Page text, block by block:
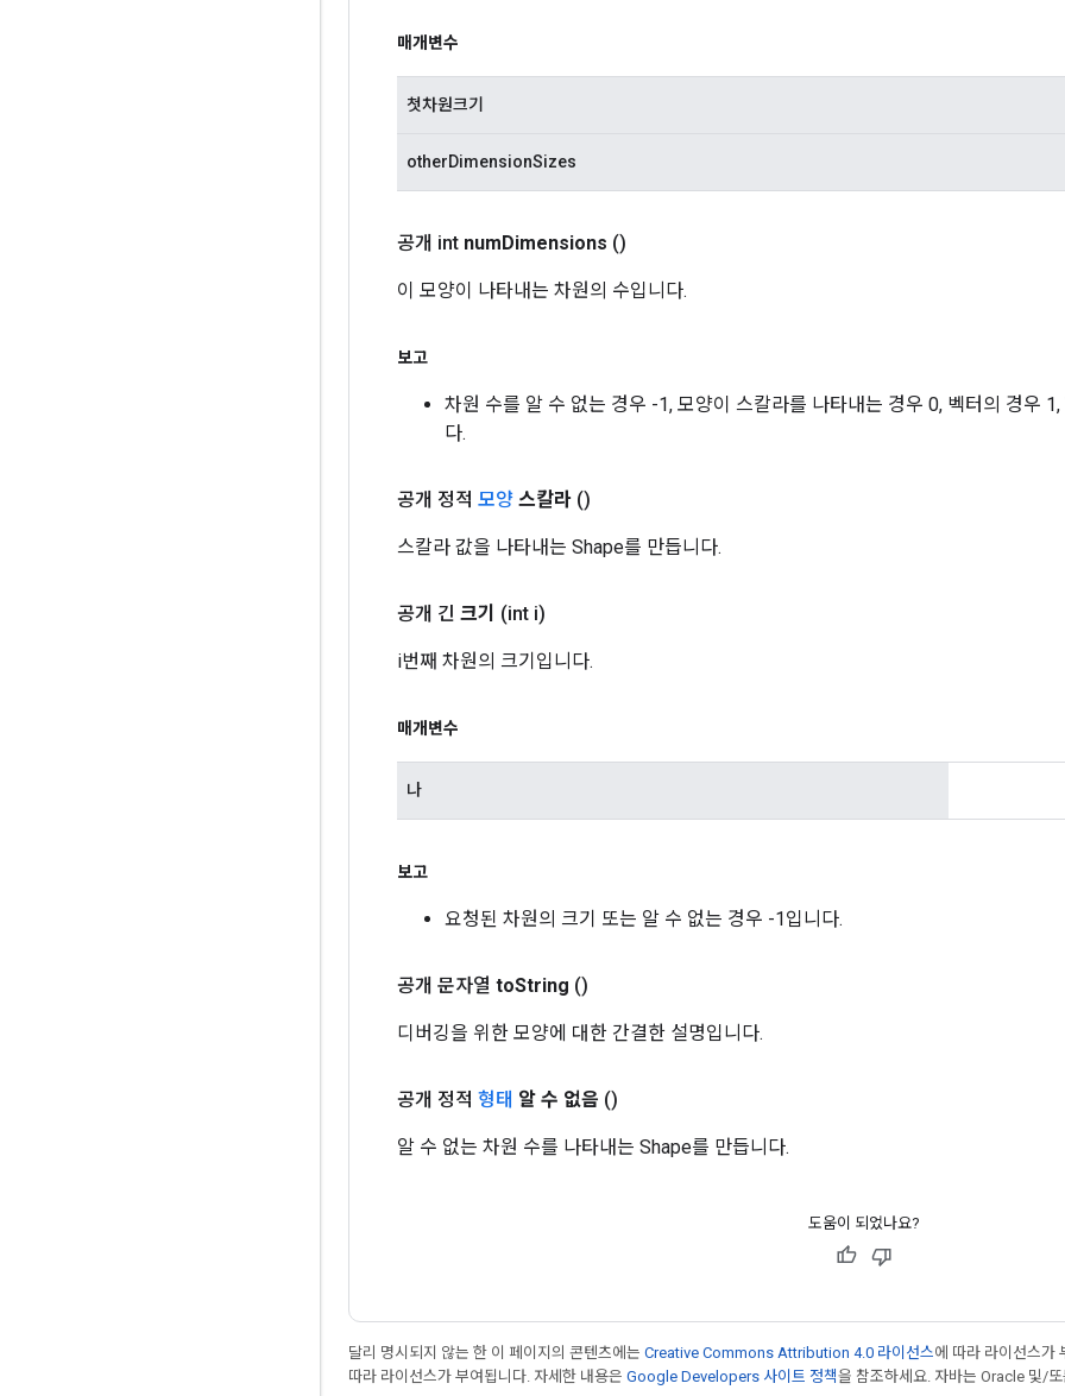
매개변수
첫차원크기
otherDimensionSizes
공개 int numDimensions ()
이 모양이 나타내는 차원의 수입니다.
보고
차원 수를 알 수 없는 경우 -1, 모양이 스칼라를 나타내는 경우 0, 벡터의 경우 1,
다.
공개 정적 모양 스칼라 ()
스칼라 값을 나타내는 Shape를 만듭니다.
공개 긴 크기 (int i)
i번째 차원의 크기입니다.
매개변수
나
보고
요청된 차원의 크기 또는 알 수 없는 경우 -1입니다.
공개 문자열 toString ()
디버깅을 위한 모양에 대한 간결한 설명입니다.
공개 정적 형태 알 수 없음 ()
알 수 없는 차원 수를 나타내는 Shape를 만듭니다.
도움이 되었나요?
달리 명시되지 않는 한 이 페이지의 콘텐츠에는 Creative Commons Attribution 4.0 라이선스에 따라 라이선스가
따라 라이선스가 부여됩니다. 자세한 내용은 Google Developers 사이트 정책을 참조하세요. 자바는 Oracle 및/